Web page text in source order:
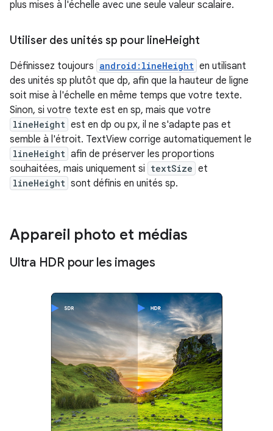
plus mises à l'échelle avec une seule valeur scalaire.
Utiliser des unités sp pour lineHeight
Définissez toujours android:lineHeight en utilisant
des unités sp plutôt que dp, afin que la hauteur de ligne
soit mise à l'échelle en même temps que votre texte.
Sinon, si votre texte est en sp, mais que votre
lineHeight est en dp ou px, il ne s'adapte pas et
semble à l'étroit. TextView corrige automatiquement le
lineHeight afin de préserver les proportions
souhaitées, mais uniquement si textSize et
lineHeight sont définis en unités sp.
Appareil photo et médias
Ultra HDR pour les images